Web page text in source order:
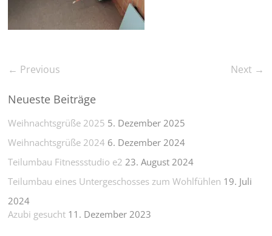
← Previous Next →
Neueste Beiträge
Weihnachtsgrüße 2025 5. Dezember 2025
Weihnachtsgrüße 2024 6. Dezember 2024
Teilumbau Fitnessstudio e2 23. August 2024
Teilumbau eines Untergeschosses zum Wohlfühlen 19. Juli
2024
Azubi gesucht 11. Dezember 2023